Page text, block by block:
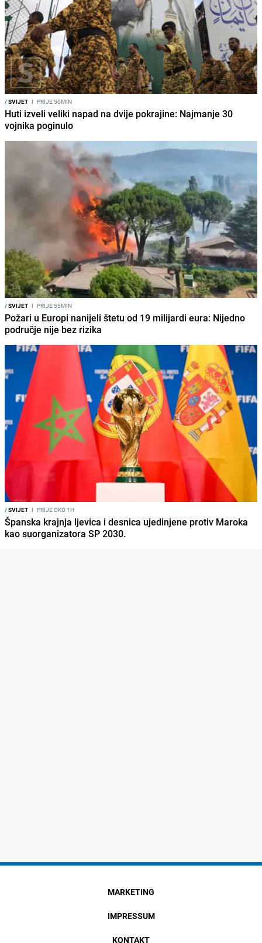
/SVIJET I PRIJE 50MIN
Huti izveli veliki napad na dvije pokrajine: Najmanje 30
vojnika poginulo
/SVIJET I PRIJE 55MIN
Požari u Europi nanijeli štetu od 19 milijardi eura: Nijedno
područje nije bez rizika
/SVIJET I PRIJE OKO 1H
Španska krajnja ljevica i desnica ujedinjene protiv Maroka
kao suorganizatora SP 2030.
MARKETING
IMPRESSUM
KONTAKT